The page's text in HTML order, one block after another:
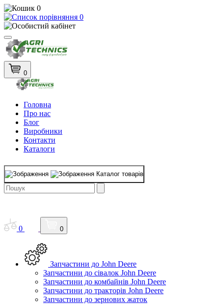
0
0
0
Головна
Про нас
Блог
Виробники
Контакти
Каталоги
Каталог товарів
0 0
Запчастини до John Deere
Запчастини до сівалок John Deere
Запчастини до комбайнів John Deere
Запчастини до тракторів John Deere
Запчастини до зернових жаток